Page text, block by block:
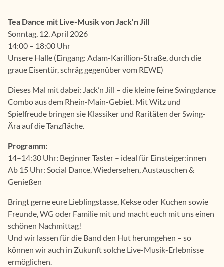
Tea Dance mit Live-Musik von Jack'n Jill
Sonntag, 12. April 2026
14:00 – 18:00 Uhr
Unsere Halle (Eingang: Adam-Karillion-Straße, durch die
graue Eisentür, schräg gegenüber vom REWE)
Dieses Mal mit dabei: Jack’n Jill – die kleine feine Swingdance
Combo aus dem Rhein-Main-Gebiet. Mit Witz und
Spielfreude bringen sie Klassiker und Raritäten der Swing-
Ära auf die Tanzfläche.
Programm:
14–14:30 Uhr: Beginner Taster – ideal für Einsteiger:innen
Ab 15 Uhr: Social Dance, Wiedersehen, Austauschen &
Genießen
Bringt gerne eure Lieblingstasse, Kekse oder Kuchen sowie
Freunde, WG oder Familie mit und macht euch mit uns einen
schönen Nachmittag!
Und wir lassen für die Band den Hut herumgehen – so
können wir auch in Zukunft solche Live-Musik-Erlebnisse
ermöglichen.